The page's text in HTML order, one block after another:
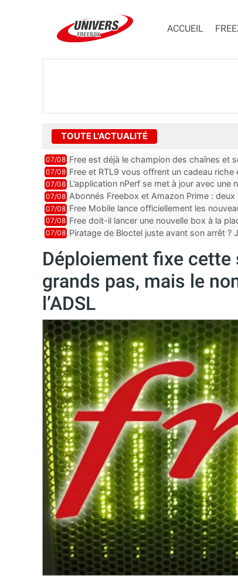
ACCUEIL
TOUTE L'ACTUALITÉ
07/08 Free est déjà le champion des chaînes et
encore au moin...
07/08 Free et RTL9 vous offrent un cadeau
l’obtenir
07/08 L’application nPerf se met à jour avec
Mobile, Orange, SFR ...
07/08 Abonnés Freebox et Amazon Prime :
07/08 Free Mobile lance officiellement les
des promos et des cadeaux
07/08 Free doit-il lancer une nouvelle box à la
07/08 Piratage de Bloctel juste avant son arrêt ?
Déploiement fixe cette
grands pas, mais le
l’ADSL